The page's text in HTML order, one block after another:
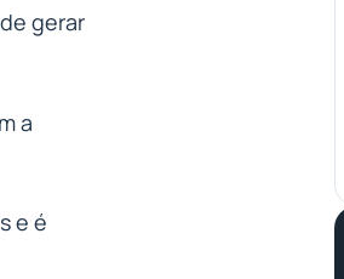
gerar
a
e é